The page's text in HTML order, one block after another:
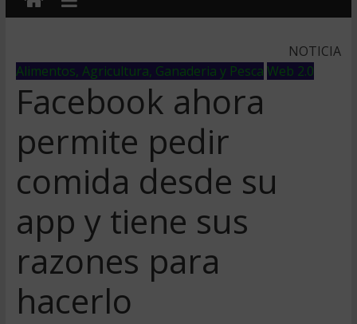
NOTICIA
Alimentos, Agricultura, Ganaderia y Pesca Web 2.0
Facebook ahora
permite pedir
comida desde su
app y tiene sus
razones para
hacerlo